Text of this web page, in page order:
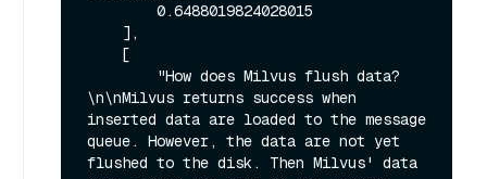
\n\nMilvus returns success when
inserted data are loaded to the message
queue. However, the data are not yet
flushed to the disk. Then Milvus' data